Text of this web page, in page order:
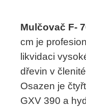
Mulčovač F-
cm je
likvidaci
dřevin v
Osazen je
GXV 390 a